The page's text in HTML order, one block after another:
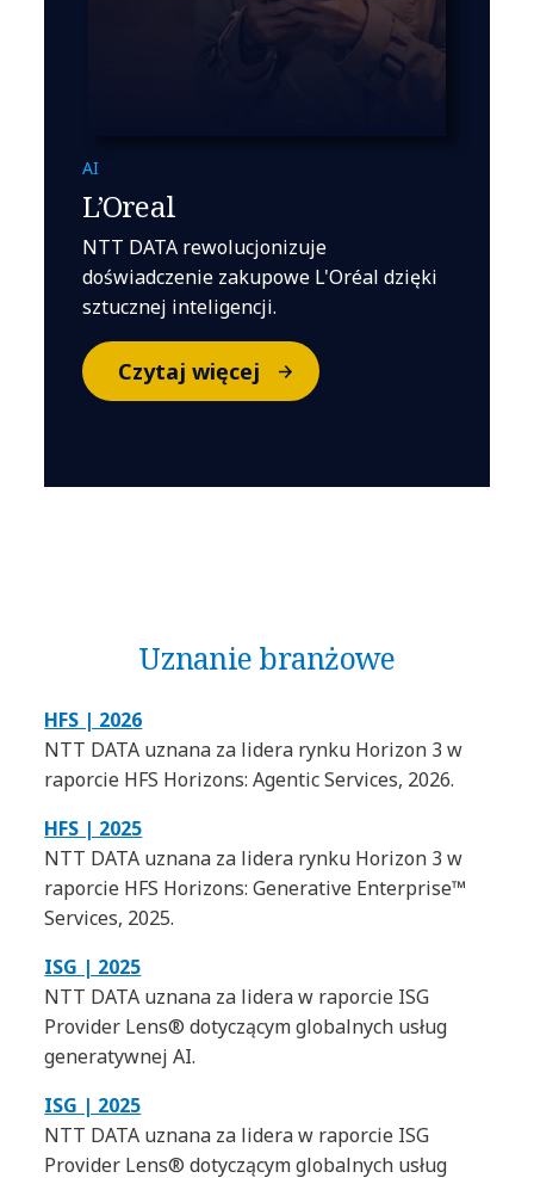
AI
L’Oreal
NTT DATA rewolucjonizuje
doświadczenie zakupowe L'Oréal dzięki
sztucznej inteligencji.
Czytaj więcej
Uznanie branżowe
HFS | 2026
NTT DATA uznana za lidera rynku Horizon 3 w
raporcie HFS Horizons: Agentic Services, 2026.
HFS | 2025
NTT DATA uznana za lidera rynku Horizon 3 w
raporcie HFS Horizons: Generative Enterprise™
Services, 2025.
ISG | 2025
NTT DATA uznana za lidera w raporcie ISG
Provider Lens® dotyczącym globalnych usług
generatywnej AI.
ISG | 2025
NTT DATA uznana za lidera w raporcie ISG
Provider Lens® dotyczącym globalnych usług